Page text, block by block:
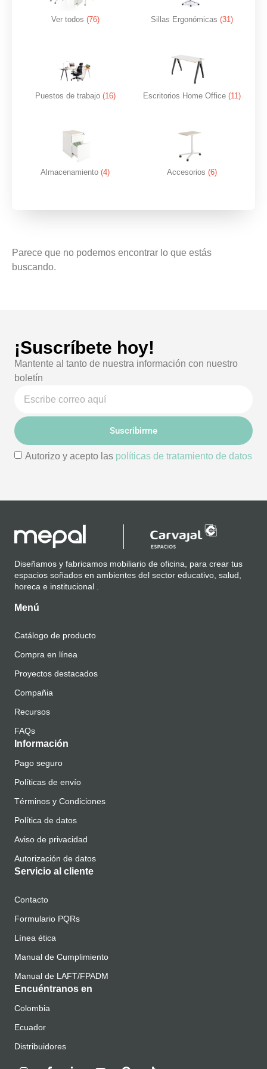
Ver todos (76) Sillas Ergonómicas (31)
Puestos de trabajo (16) Escritorios Home Office (11)
Almacenamiento (4) Accesorios (6)
Parece que no podemos encontrar lo que estás
buscando.
¡Suscríbete hoy!
Mantente al tanto de nuestra información con nuestro
boletín
Autorizo y acepto las políticas de tratamiento de datos
Suscribirme
Diseñamos y fabricamos mobiliario de oficina, para crear tus
espacios soñados en ambientes del sector educativo, salud,
horeca e institucional .
Menú
Catálogo de producto
Compra en línea
Proyectos destacados
Compañia
Recursos
FAQs
Información
Pago seguro
Políticas de envío
Términos y Condiciones
Política de datos
Aviso de privacidad
Autorización de datos
Servicio al cliente
Contacto
Formulario PQRs
Línea ética
Manual de Cumplimiento
Manual de LAFT/FPADM
Encuéntranos en
Colombia
Ecuador
Distribuidores